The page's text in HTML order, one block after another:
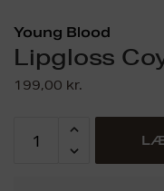
Young Blood
Lipgloss
199,00 kr.